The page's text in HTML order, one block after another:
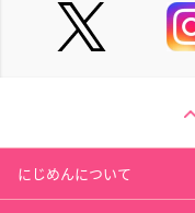
にじめんについて